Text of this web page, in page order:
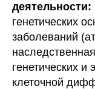
деятельности:
генетических
заболеваний
генетических и
клеточной